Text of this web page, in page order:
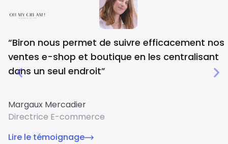
“Biron nous permet de suivre efficacement nos
ventes e-shop et boutique en les centralisant
dans un seul endroit”
Margaux Mercadier
Directrice E-commerce
Lire le témoignage